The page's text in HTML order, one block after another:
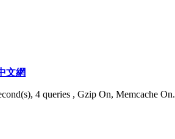
文網
4 queries , Gzip On, Memcache On.